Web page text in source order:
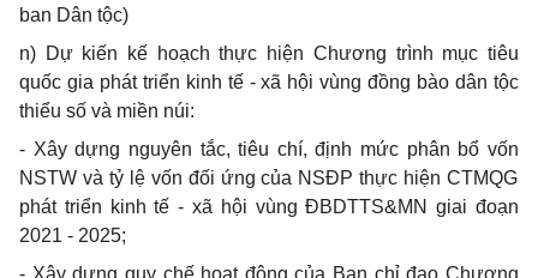
ban Dân tộc)
n) Dự kiến kế hoạch thực hiện Chương trình mục tiêu
quốc gia phát triển kinh tế - xã hội vùng đồng bào dân tộc
thiểu số và miền núi:
- Xây dựng nguyên tắc, tiêu chí, định mức phân bổ vốn
NSTW và tỷ lệ vốn đối ứng của NSĐP thực hiện CTMQG
phát triển kinh tế - xã hội vùng ĐBDTTS&MN giai đoạn
2021 - 2025;
- Xây dựng quy chế hoạt động của Ban chỉ đạo Chương